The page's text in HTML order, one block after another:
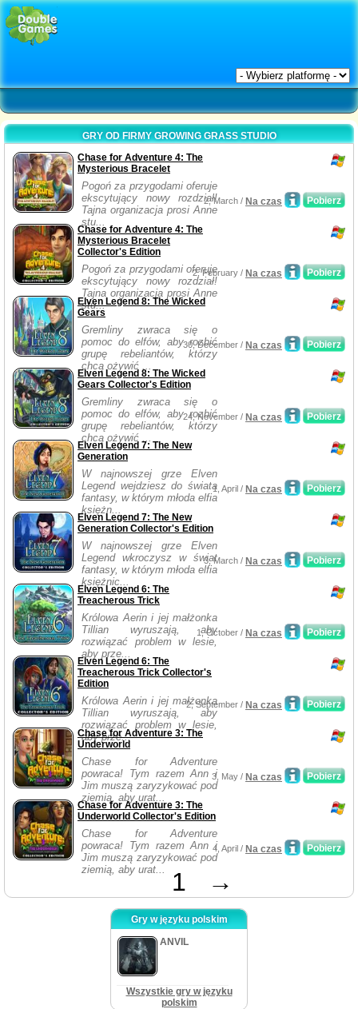
GRY OD FIRMY GROWING GRASS STUDIO
Chase for Adventure 4: The
Mysterious Bracelet
Pogoń za przygodami oferuje
ekscytujący nowy rozdział!
Tajna organizacja prosi Anne
stu...
Pobierz
2, March / Na czas
Chase for Adventure 4: The
Mysterious Bracelet
Collector's Edition
Pogoń za przygodami oferuje
ekscytujący nowy rozdział!
Tajna organizacja prosi Anne
stu...
Pobierz
2, February / Na czas
Elven Legend 8: The Wicked
Gears
Gremliny zwraca się o
pomoc do elfów, aby rozbić
grupę rebeliantów, którzy
chcą ożywić ...
Pobierz
30, December / Na czas
Elven Legend 8: The Wicked
Gears Collector's Edition
Gremliny zwraca się o
pomoc do elfów, aby rozbić
grupę rebeliantów, którzy
chcą ożywić ...
Pobierz
24, November / Na czas
Elven Legend 7: The New
Generation
W najnowszej grze Elven
Legend wejdziesz do świata
fantasy, w którym młoda elfia
księżn...
Pobierz
1, April / Na czas
Elven Legend 7: The New
Generation Collector's Edition
W najnowszej grze Elven
Legend wkroczysz w świat
fantasy, w którym młoda elfia
księżnic...
Pobierz
3, March / Na czas
Elven Legend 6: The
Treacherous Trick
Królowa Aerin i jej małżonka
Tillian wyruszają, aby
rozwiązać problem w lesie,
aby prze...
Pobierz
1, October / Na czas
Elven Legend 6: The
Treacherous Trick Collector's
Edition
Królowa Aerin i jej małżonka
Tillian wyruszają, aby
rozwiązać problem w lesie,
aby prze...
Pobierz
2, September / Na czas
Chase for Adventure 3: The
Underworld
Chase for Adventure
powraca! Tym razem Ann i
Jim muszą zaryzykować pod
ziemią, aby urat...
Pobierz
3, May / Na czas
Chase for Adventure 3: The
Underworld Collector's Edition
Chase for Adventure
powraca! Tym razem Ann i
Jim muszą zaryzykować pod
ziemią, aby urat...
Pobierz
4, April / Na czas
1 →
Gry w języku polskim
ANVIL
Wszystkie gry w języku
polskim